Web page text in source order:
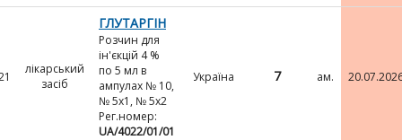
лікарський
засіб
ГЛУТАРГІН
Розчин для
ін'єкцій 4 %
по 5 мл в
ампулах № 10,
№ 5х1, № 5х2
Рег.номер:
UA/4022/01/01
Україна 7 ам.